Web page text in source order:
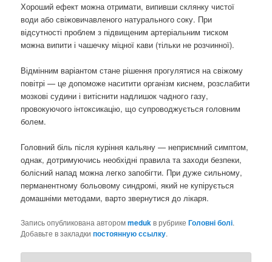
Хороший ефект можна отримати, випивши склянку чистої
води або свіжовичавленого натурального соку. При
відсутності проблем з підвищеним артеріальним тиском
можна випити і чашечку міцної кави (тільки не розчинної).
Відмінним варіантом стане рішення прогулятися на свіжому
повітрі — це допоможе наситити організм киснем, розслабити
мозкові судини і витіснити надлишок чадного газу,
провокуючого інтоксикацію, що супроводжується головним
болем.
Головний біль після куріння кальяну — неприємний симптом,
однак, дотримуючись необхідні правила та заходи безпеки,
болісний напад можна легко запобігти. При дуже сильному,
перманентному больовому синдромі, який не купірується
домашніми методами, варто звернутися до лікаря.
Запись опубликована авторомmedukв рубрикеГоловні болі.
Добавьте в закладкипостоянную ссылку.